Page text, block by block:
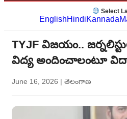
Select
EnglishHindiKannada
TYJF విజయం..
విద్య అందించాలంటూ
June 16, 2026 | తెలంగాణ